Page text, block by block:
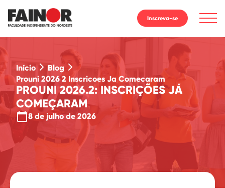
Inscreva-se
Início
Blog
Prouni 2026 2 Inscricoes Ja Comecaram
PROUNI 2026.2: INSCRIÇÕES JÁ
COMEÇARAM
calendar_today8 de julho de 2026